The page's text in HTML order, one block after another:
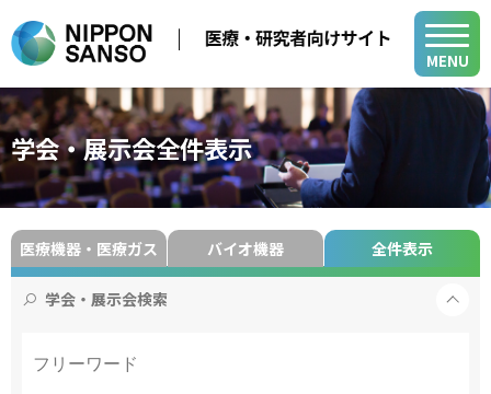
MENU
メディカル事業
医療用ガス
医療機器
在宅医療
医療ガスパイピングシステム
開発・サポート
学会・展示会
医療ガス／医療機器／在宅医療関連
バイオ機器関連
製品・関連情報
医療機器
開発・サポート
学会・展示会全件表示
医療機器・医療ガス バイオ機器 全件表示
学会・展示会検索